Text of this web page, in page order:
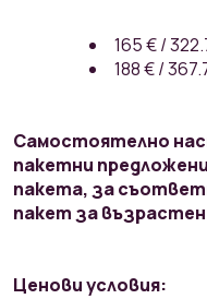
165 € /
188 € /
Самостоятелно
пакетни
пакета, за
пакет за възрастен
Ценови условия: